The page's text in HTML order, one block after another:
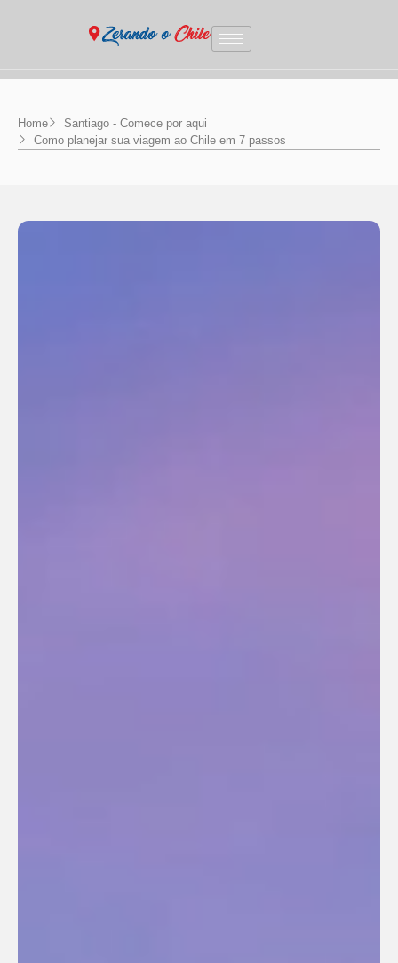
Home
Santiago - Comece por aqui
Como planejar sua viagem ao Chile em 7 passos